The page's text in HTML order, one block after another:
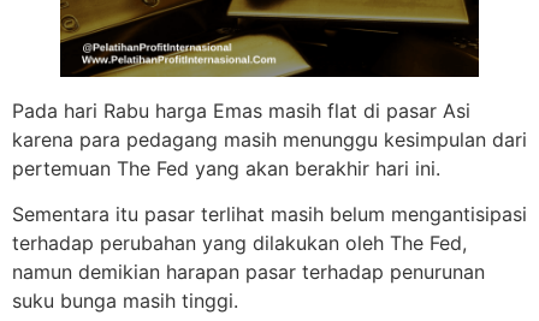
Pada hari Rabu harga Emas masih flat di pasar Asi
karena para pedagang masih menunggu kesimpulan dari
pertemuan The Fed yang akan berakhir hari ini.
Sementara itu pasar terlihat masih belum mengantisipasi
terhadap perubahan yang dilakukan oleh The Fed,
namun demikian harapan pasar terhadap penurunan
suku bunga masih tinggi.